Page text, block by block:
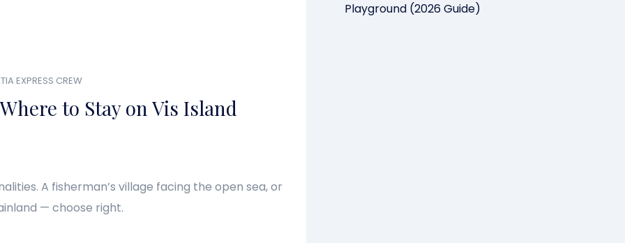
EXPRESS CREW
to Stay on Vis Island
A fisherman’s village facing the open sea, or
— choose right.
Playground (2026 Guide)